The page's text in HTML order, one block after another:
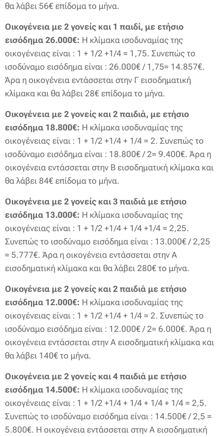
θα λάβει 56€ επίδομα το μήνα.
Οικογένεια με 2 γονείς και 1 παιδί, με ετήσιο
εισόδημα 26.000€: Η κλίμακα ισοδυναμίας της
οικογένειας είναι : 1 + 1/2 +1/4 = 1,75. Συνεπώς το
ισοδύναμο εισόδημα είναι : 26.000€ / 1,75= 14.857€.
Άρα η οικογένεια εντάσσεται στην Γ εισοδηματική
κλίμακα και θα λάβει 28€ επίδομα το μήνα.
Οικογένεια με 2 γονείς και 2 παιδιά, με ετήσιο
εισόδημα 18.800€: Η κλίμακα ισοδυναμίας της
οικογένειας είναι : 1 + 1/2 +1/4 + 1/4 = 2. Συνεπώς το
ισοδύναμο εισόδημα είναι : 18.800€ / 2= 9.400€. Άρα η
οικογένεια εντάσσεται στην Β εισοδηματική κλίμακα και
θα λάβει 84€ επίδομα το μήνα.
Οικογένεια με 2 γονείς και 3 παιδιά με ετήσιο
εισόδημα 13.000€: Η κλίμακα ισοδυναμίας της
οικογένειας είναι : 1 + 1/2 +1/4 + 1/4 +1/4 = 2,25.
Συνεπώς το ισοδύναμο εισόδημα είναι : 13.000€ / 2,25
= 5.777€. Άρα η οικογένεια εντάσσεται στην Α
εισοδηματική κλίμακα και θα λάβει 280€ το μήνα.
Οικογένεια με 2 γονείς και 2 παιδιά με ετήσιο
εισόδημα 12.000€: Η κλίμακα ισοδυναμίας της
οικογένειας είναι : 1 + 1/2 +1/4 + 1/4 = 2. Συνεπώς το
ισοδύναμο εισόδημα είναι : 12.000€ / 2= 6.000€. Άρα η
οικογένεια εντάσσεται στην Α εισοδηματική κλίμακα και
θα λάβει 140€ το μήνα.
Οικογένεια με 2 γονείς και 4 παιδιά με ετήσιο
εισόδημα 14.500€: Η κλίμακα ισοδυναμίας της
οικογένειας είναι : 1 + 1/2 +1/4 + 1/4 + 1/4 + 1/4 = 2,5.
Συνεπώς το ισοδύναμο εισόδημα είναι : 14.500€ / 2,5 =
5.800€. Η οικογένεια εντάσσεται στην Α εισοδηματική